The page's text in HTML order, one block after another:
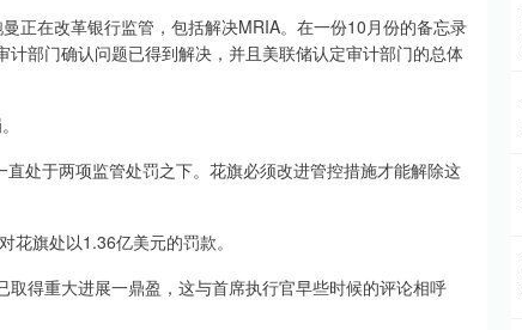
正在改革银行监管，包括解决MRIA。在一份10月份的备忘录
部门确认问题已得到解决，并且美联储认定审计部门的总体
处于两项监管处罚之下。花旗必须改进管控措施才能解除这
旗处以1.36亿美元的罚款。
得重大进展一鼎盈，这与首席执行官早些时候的评论相呼